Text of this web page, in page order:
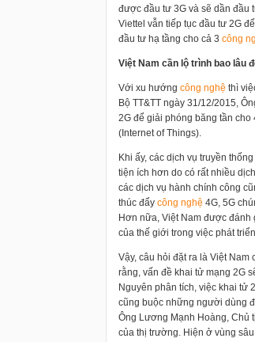
được đầu tư 3G và sẽ dần đầu
Viettel vẫn tiếp tục đầu tư 2G
đầu tư hạ tầng cho cả 3 công
Việt Nam cần lộ trình bao lâu
Với xu hướng công nghệ thì
Bộ TT&TT ngày 31/12/2015,
2G để giải phóng băng tần cho
(Internet of Things).
Khi ấy, các dịch vụ truyền
tiện ích hơn do có rất nhiều
các dịch vụ hành chính công
thúc đẩy công nghệ 4G, 5G
Hơn nữa, Việt Nam được đánh
của thế giới trong việc phát
Vậy, câu hỏi đặt ra là Việt
rằng, vấn đề khai tử mạng 2G
Nguyên phân tích, việc khai tử
cũng buộc những người dùng
Ông Lương Mạnh Hoàng, Chủ
của thị trường. Hiện ở vùng